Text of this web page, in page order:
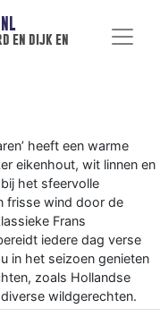
en dijk en
heeft een warme
eikenhout, wit linnen en
het sfeervolle
frisse wind door de
Frans
iedere dag verse
in het seizoen genieten
zoals Hollandse
wildgerechten.